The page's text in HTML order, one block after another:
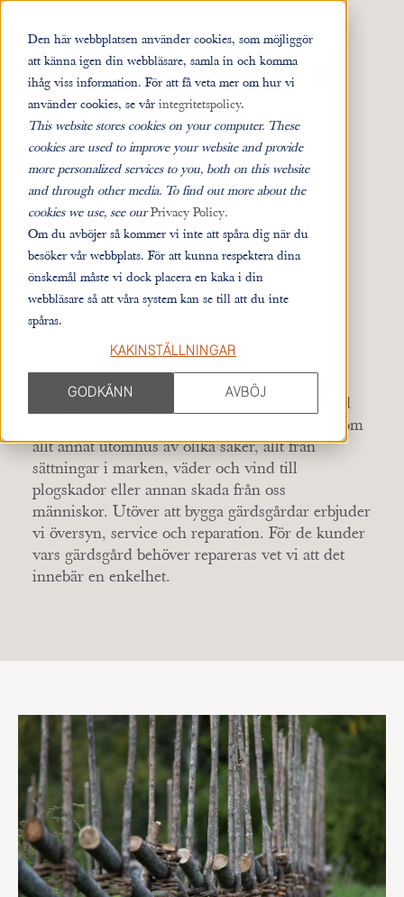
Den här webbplatsen använder cookies, som möjliggör
att känna igen din webbläsare, samla in och komma
ihåg viss information. För att få veta mer om hur vi
använder cookies, se vår integritetspolicy.
This website stores cookies on your computer. These
cookies are used to improve your website and provide
more personalized services to you, both on this website
and through other media. To find out more about the
cookies we use, see ourPrivacy Policy.
Om du avböjer så kommer vi inte att spåra dig när du
besöker vår webbplats. För att kunna respektera dina
önskemål måste vi dock placera en kaka i din
webbläsare så att våra system kan se till att du inte
spåras.
KAKINSTÄLLNINGAR
GODKÄNN AVBÖJ
ÖVERSYN & SERVICE AV
GÄRDSGÅRD SAMT
GÄRDSGÅRDSREPARATION
Hur gärdsgården ser ut med tiden beror på
många olika saker. Så klart virkets kvalité och
ålder, den hantverksmässiga metod som
gärdsgården byggdes med, om den byggts med
stödjande stöttor osv. Utöver det påverkas liksom
allt annat utomhus av olika saker, allt från
sättningar i marken, väder och vind till
plogskador eller annan skada från oss
människor. Utöver att bygga gärdsgårdar erbjuder
vi översyn, service och reparation. För de kunder
vars gärdsgård behöver repareras vet vi att det
innebär en enkelhet.